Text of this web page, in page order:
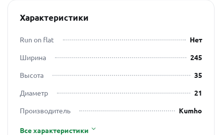
Характеристики
Run on flat
Нет
Ширина
245
Высота
35
Диаметр
21
Производитель
Kumho
Все характеристики